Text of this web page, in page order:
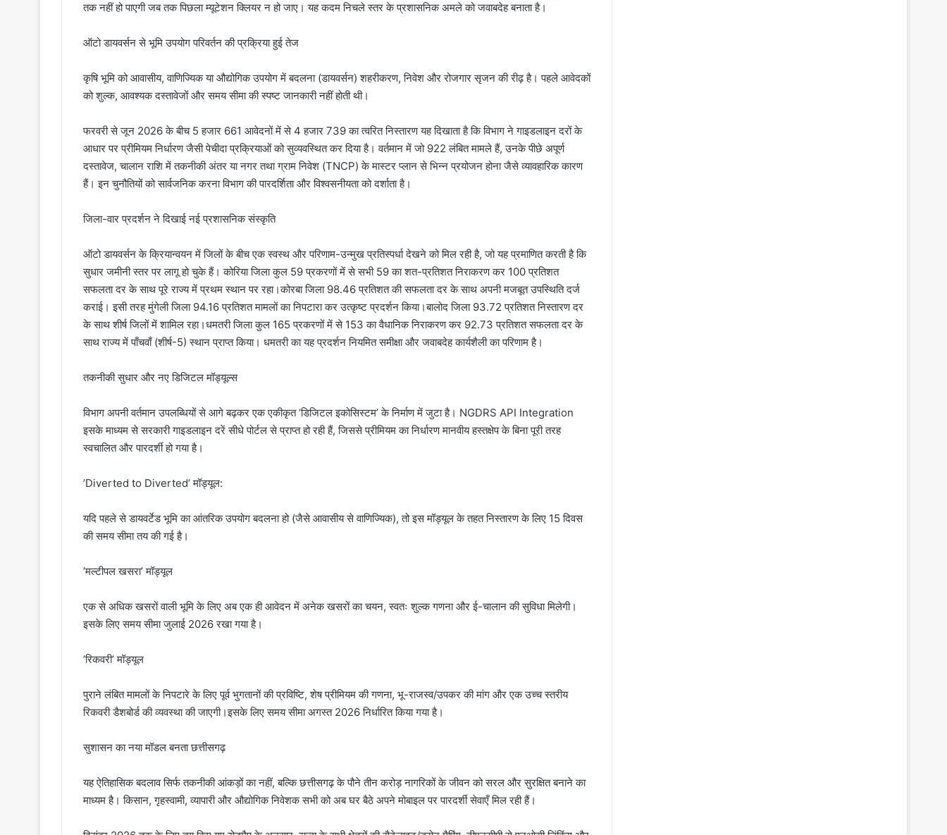
तक नहीं हो पाएगी जब तक पिछला म्यूटेशन क्लियर न हो जाए। यह कदम निचले स्तर के प्रशासनिक अमले को जवाबदेह बनाता है।
​ऑटो डायवर्सन से भूमि उपयोग परिवर्तन की प्रक्रिया हुई तेज
​कृषि भूमि को आवासीय, वाणिज्यिक या औद्योगिक उपयोग में बदलना (डायवर्सन) शहरीकरण, निवेश और रोजगार सृजन की रीढ़ है। पहले आवेदकों
को शुल्क, आवश्यक दस्तावेजों और समय सीमा की स्पष्ट जानकारी नहीं होती थी।
​फरवरी से जून 2026 के बीच 5 हजार 661 आवेदनों में से 4 हजार 739 का त्वरित निस्तारण यह दिखाता है कि विभाग ने गाइडलाइन दरों के
आधार पर प्रीमियम निर्धारण जैसी पेचीदा प्रक्रियाओं को सुव्यवस्थित कर दिया है। वर्तमान में जो 922 लंबित मामले हैं, उनके पीछे अपूर्ण
दस्तावेज, चालान राशि में तकनीकी अंतर या नगर तथा ग्राम निवेश (TNCP) के मास्टर प्लान से भिन्न प्रयोजन होना जैसे व्यावहारिक कारण
हैं। इन चुनौतियों को सार्वजनिक करना विभाग की पारदर्शिता और विश्वसनीयता को दर्शाता है।
​जिला-वार प्रदर्शन ने दिखाई नई प्रशासनिक संस्कृति
​ऑटो डायवर्सन के क्रियान्वयन में जिलों के बीच एक स्वस्थ और परिणाम-उन्मुख प्रतिस्पर्धा देखने को मिल रही है, जो यह प्रमाणित करती है कि
सुधार जमीनी स्तर पर लागू हो चुके हैं। कोरिया जिला कुल 59 प्रकरणों में से सभी 59 का शत-प्रतिशत निराकरण कर 100 प्रतिशत
सफलता दर के साथ पूरे राज्य में प्रथम स्थान पर रहा।कोरबा जिला 98.46 प्रतिशत की सफलता दर के साथ अपनी मजबूत उपस्थिति दर्ज
कराई। इसी तरह ​मुंगेली जिला 94.16 प्रतिशत मामलों का निपटारा कर उत्कृष्ट प्रदर्शन किया।​बालोद जिला 93.72 प्रतिशत निस्तारण दर
के साथ शीर्ष जिलों में शामिल रहा।​धमतरी जिला कुल 165 प्रकरणों में से 153 का वैधानिक निराकरण कर 92.73 प्रतिशत सफलता दर के
साथ राज्य में पाँचवाँ (शीर्ष-5) स्थान प्राप्त किया। धमतरी का यह प्रदर्शन नियमित समीक्षा और जवाबदेह कार्यशैली का परिणाम है।
​तकनीकी सुधार और नए डिजिटल मॉड्यूल्स
​विभाग अपनी वर्तमान उपलब्धियों से आगे बढ़कर एक एकीकृत ‘डिजिटल इकोसिस्टम’ के निर्माण में जुटा है। ​NGDRS API Integration
इसके माध्यम से सरकारी गाइडलाइन दरें सीधे पोर्टल से प्राप्त हो रही हैं, जिससे प्रीमियम का निर्धारण मानवीय हस्तक्षेप के बिना पूरी तरह
स्वचालित और पारदर्शी हो गया है।
​’Diverted to Diverted’ मॉड्यूल:
यदि पहले से डायवर्टेड भूमि का आंतरिक उपयोग बदलना हो (जैसे आवासीय से वाणिज्यिक), तो इस मॉड्यूल के तहत निस्तारण के लिए 15 दिवस
की समय सीमा तय की गई है।
​’मल्टीपल खसरा’ मॉड्यूल
एक से अधिक खसरों वाली भूमि के लिए अब एक ही आवेदन में अनेक खसरों का चयन, स्वतः शुल्क गणना और ई-चालान की सुविधा मिलेगी।
इसके लिए समय सीमा जुलाई 2026 रखा गया है।
​’रिकवरी’ मॉड्यूल
पुराने लंबित मामलों के निपटारे के लिए पूर्व भुगतानों की प्रविष्टि, शेष प्रीमियम की गणना, भू-राजस्व/उपकर की मांग और एक उच्च स्तरीय
रिकवरी डैशबोर्ड की व्यवस्था की जाएगी।इसके लिए समय सीमा अगस्त 2026 निर्धारित किया गया है।
​सुशासन का नया मॉडल बनता छत्तीसगढ़
​यह ऐतिहासिक बदलाव सिर्फ तकनीकी आंकड़ों का नहीं, बल्कि छत्तीसगढ़ के पौने तीन करोड़ नागरिकों के जीवन को सरल और सुरक्षित बनाने का
माध्यम है। किसान, गृहस्वामी, व्यापारी और औद्योगिक निवेशक सभी को अब घर बैठे अपने मोबाइल पर पारदर्शी सेवाएँ मिल रही हैं।